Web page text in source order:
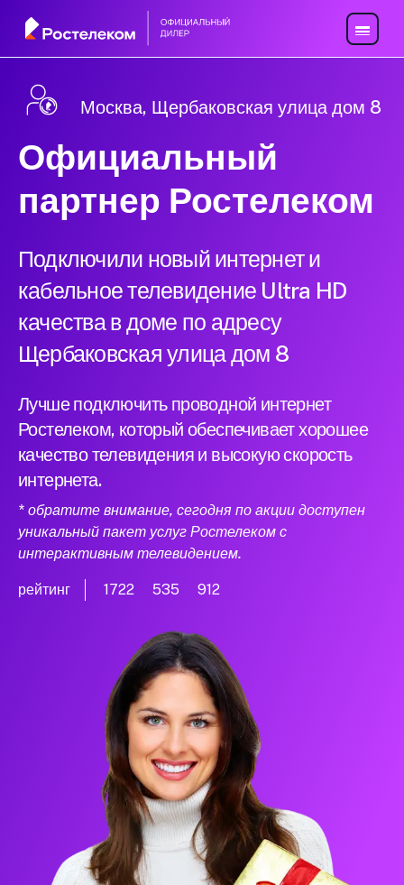
Москва, Щербаковская улица дом 8
Официальный
партнер Ростелеком
Подключили новый интернет и
кабельное телевидение Ultra HD
качества в доме по адресу
Щербаковская улица дом 8
Лучше подключить проводной интернет
Ростелеком, который обеспечивает хорошее
качество телевидения и высокую скорость
интернета.
* обратите внимание, сегодня по акции доступен
уникальный пакет услуг Ростелеком с
интерактивным телевидением.
рейтинг 1722 535 912